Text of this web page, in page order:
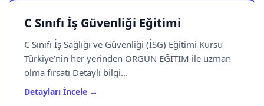
C Sınıfı İş Güvenliği Eğitimi
C Sınıfı İş Sağlığı ve Güvenliği (İSG) Eğitimi Kursu
Türkiye’nin her yerinden ÖRGÜN EĞİTİM ile uzman
olma fırsatı Detaylı bilgi...
Detayları İncele →